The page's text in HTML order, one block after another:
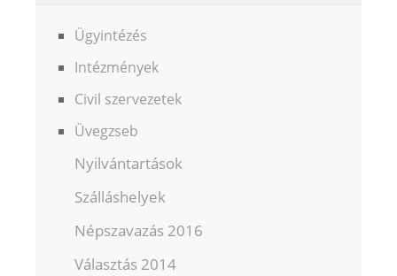
Ügyintézés
Intézmények
Civil szervezetek
Üvegzseb
Nyilvántartások
Szálláshelyek
Népszavazás 2016
Választás 2014